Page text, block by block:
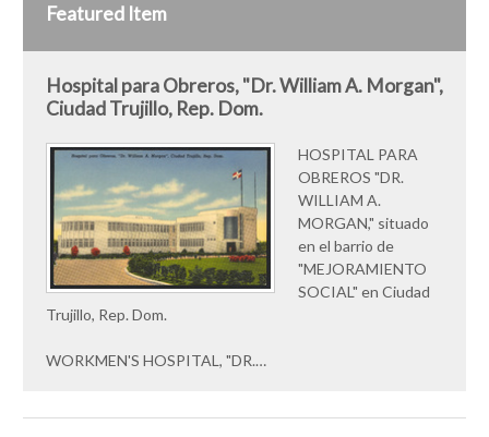
Featured Item
Hospital para Obreros, "Dr. William A. Morgan",
Ciudad Trujillo, Rep. Dom.
HOSPITAL PARA
OBREROS "DR.
WILLIAM A.
MORGAN," situado
en el barrio de
"MEJORAMIENTO
SOCIAL" en Ciudad
Trujillo, Rep. Dom.
WORKMEN'S HOSPITAL, "DR.…